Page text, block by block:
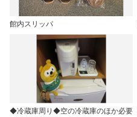
館内スリッパ
◆冷蔵庫周り◆空の冷蔵庫のほか必要